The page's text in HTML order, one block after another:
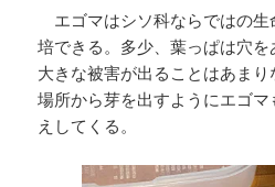
エゴマはシソ科ならではの
培できる。多少、葉っぱは穴
大きな被害が出ることはあま
場所から芽を出すようにエゴ
えしてくる。